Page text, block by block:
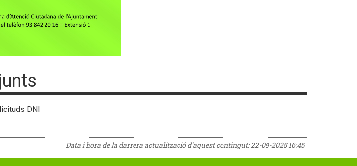
DNI
Data i hora de la darrera actualització d'aquest contingut:22-09-2025 16:45